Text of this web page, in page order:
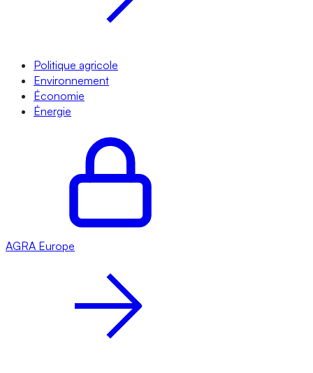
Politique agricole
Environnement
Économie
Énergie
AGRA Europe